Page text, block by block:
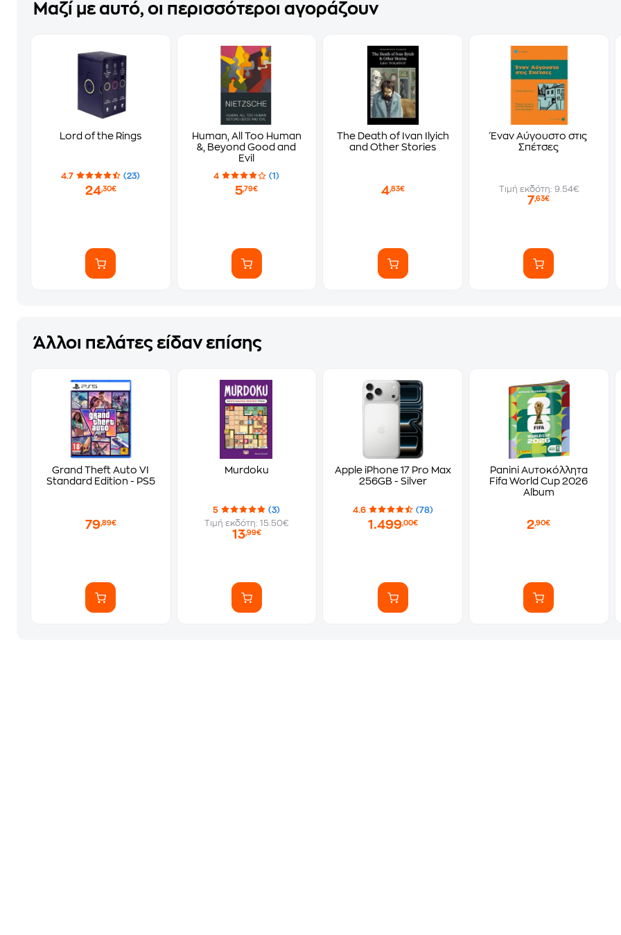
Μαζί με αυτό, οι περισσότεροι αγοράζουν
Lord of the Rings
4.7 (23)
24,30€
Human, All Too Human
&, Beyond Good and
Evil
4 (1)
5,79€
The Death of Ivan Ilyich
and Other Stories
4,83€
Έναν Αύγουστο στις
Σπέτσες
Τιμή εκδότη: 9.54€
7,63€
Άλλοι πελάτες είδαν επίσης
Grand Theft Auto VI
Standard Edition - PS5
79,89€
Murdoku
5
(3)
Τιμή εκδότη: 15.50€
13,99€
Apple iPhone 17 Pro Max
256GB - Silver
4.6 (78)
1.499,00€
Panini Αυτοκόλλητα
Fifa World Cup 2026
Album
2,90€